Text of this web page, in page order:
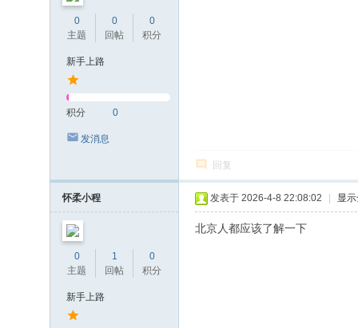
0
主题
0
回帖
0
积分
新手上路
积分 0
发消息
回复
怀柔小程
0
主题
1
回帖
0
积分
新手上路
发表于 2026-4-8 22:08:02 显
北京人都应该了解一下